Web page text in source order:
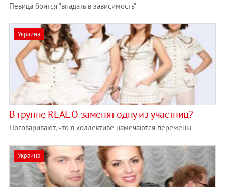
Певица боится "впадать в зависимость"
Украина
В группе REAL O заменят одну из участниц?
Поговаривают, что в коллективе намечаются перемены
Украина